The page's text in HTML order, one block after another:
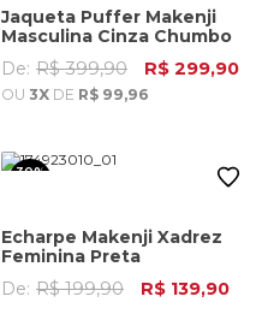
Jaqueta Puffer Makenji
Masculina Cinza Chumbo
De: R$ 399,90 R$ 299,90
OU 3X DE R$ 99,96
30%
Echarpe Makenji Xadrez
Feminina Preta
De: R$ 199,90 R$ 139,90